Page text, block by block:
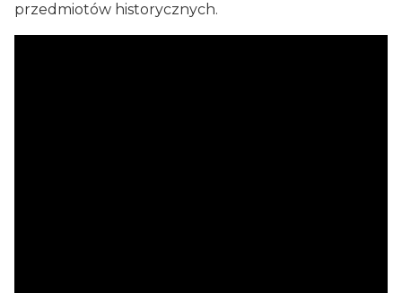
przedmiotów historycznych.